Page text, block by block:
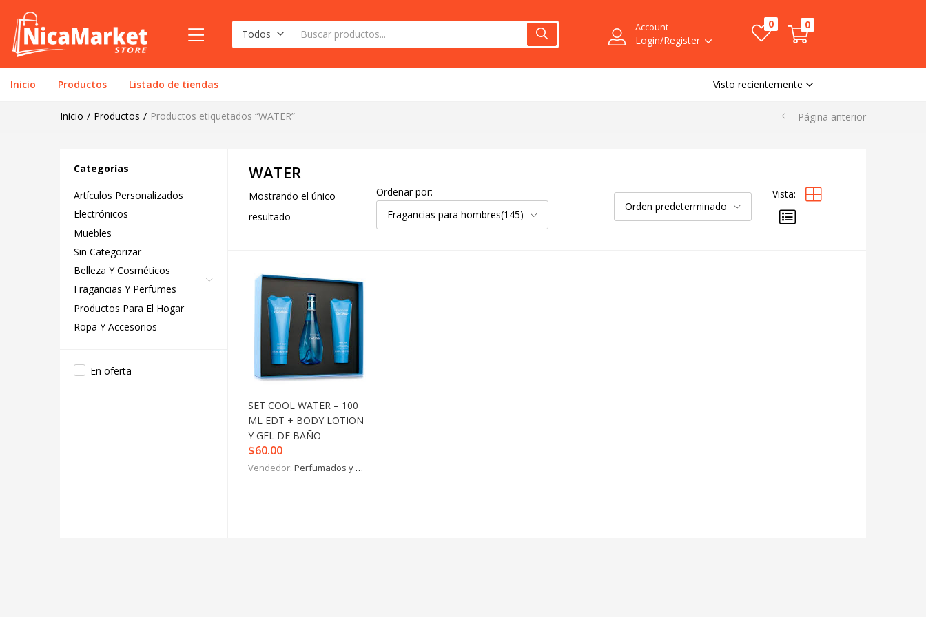
Todos
Account
Login/Register
0 0
Inicio Productos Listado de tiendas Visto recientemente
Inicio Productos Productos etiquetados “WATER” Página anterior
Categorías
Artículos Personalizados
Electrónicos
Muebles
Sin Categorizar
Belleza Y Cosméticos
Fragancias Y Perfumes
Productos Para El Hogar
Ropa Y Accesorios
En oferta
WATER
Mostrando el único
resultado
Ordenar por:
Fragancias para hombres(145)
Orden predeterminado
Vista:
SET COOL WATER – 100
ML EDT + BODY LOTION
Y GEL DE BAÑO
$60.00
Vendedor: Perfumados y más